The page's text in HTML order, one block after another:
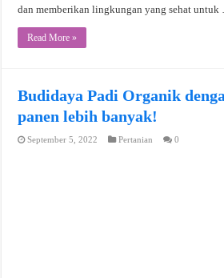
dan memberikan lingkungan yang sehat
Read More »
Budidaya Padi Organik
panen lebih banyak!
September 5, 2022 Pertanian 0